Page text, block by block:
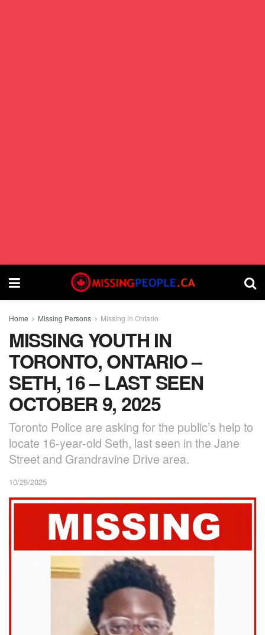
Home Missing Persons Missing in Ontario
MISSING YOUTH IN
TORONTO, ONTARIO –
SETH, 16 – LAST SEEN
OCTOBER 9, 2025
Toronto Police are asking for the public’s help to
locate 16-year-old Seth, last seen in the Jane
Street and Grandravine Drive area.
10/29/2025